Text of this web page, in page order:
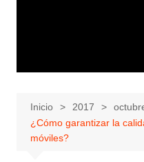
Inicio 2017
¿Cómo garantizar la
móviles?